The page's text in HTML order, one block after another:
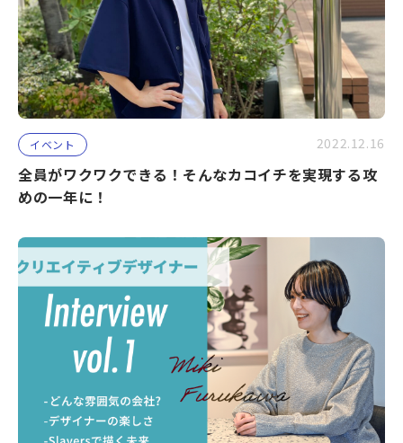
イベント 2022.12.16
全員がワクワクできる！そんなカコイチを実現する攻
めの一年に！